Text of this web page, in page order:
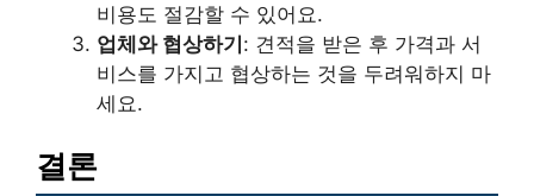
비용도 절감할 수 있어요.
업체와 협상하기: 견적을 받은 후 가격과 서
비스를 가지고 협상하는 것을 두려워하지 마
세요.
결론